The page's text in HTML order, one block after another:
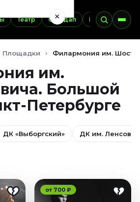
Театр Стендап Выставки
×
Площадки Филармония им.
им.
Большой
Петербурге
ДК «Выборгский» ДК им.
от 700 ₽